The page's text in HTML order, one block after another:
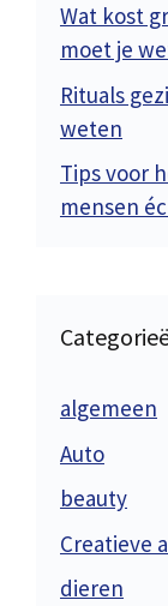
Wat kost
moet je
Rituals
weten
Tips voor
mensen
algemeen
Auto
beauty
Creatieve
dieren